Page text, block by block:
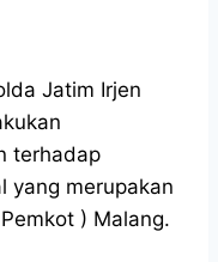
Jatim Irjen
terhadap
yang merupakan
) Malang.